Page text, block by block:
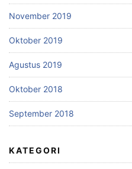
November 2019
Oktober 2019
Agustus 2019
Oktober 2018
September 2018
KATEGORI